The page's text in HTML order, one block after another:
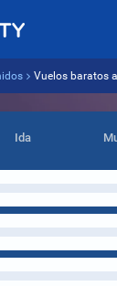
Vuelos baratos
Ida